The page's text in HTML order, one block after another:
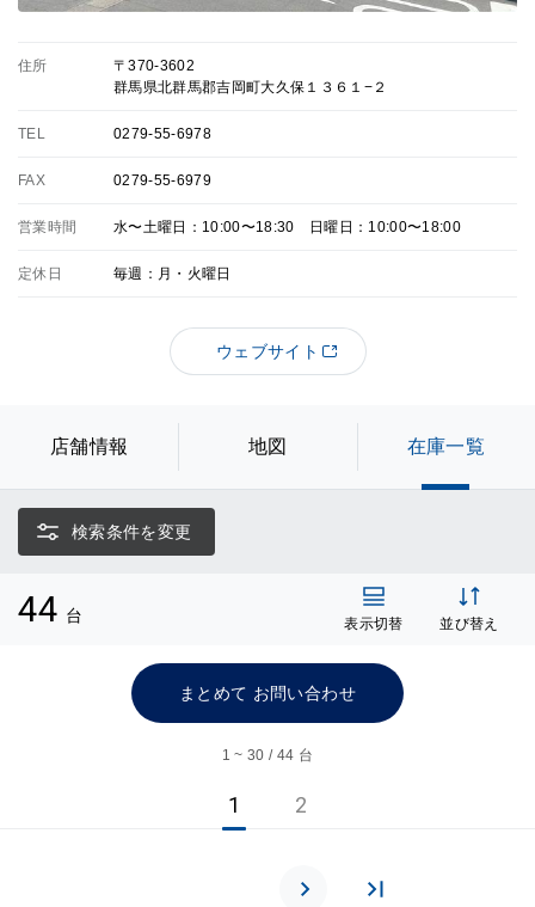
住所
〒370-3602
群馬県北群馬郡吉岡町大久保１３６１−２
TEL 0279-55-6978
FAX 0279-55-6979
営業時間 水〜土曜日：10:00〜18:30 日曜日：10:00〜18:00
定休日 毎週：月・火曜日
ウェブサイト
店舗情報 地図 在庫一覧
検索条件を変更
44 台 表示切替 並び替え
まとめて お問い合わせ
1 ~ 30 / 44 台
1 2